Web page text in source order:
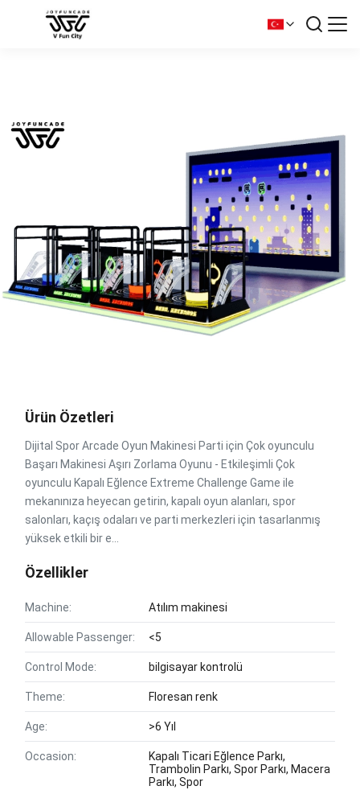
Ürün Özetleri
Dijital Spor Arcade Oyun Makinesi Parti için Çok oyunculu
Başarı Makinesi Aşırı Zorlama Oyunu - Etkileşimli Çok
oyunculu Kapalı Eğlence Extreme Challenge Game ile
mekanınıza heyecan getirin, kapalı oyun alanları, spor
salonları, kaçış odaları ve parti merkezleri için tasarlanmış
yüksek etkili bir e...
Özellikler
Machine: Atılım makinesi
Allowable Passenger: <5
Control Mode: bilgisayar kontrolü
Theme: Floresan renk
Age: >6 Yıl
Occasion:
Kapalı Ticari Eğlence Parkı,
Trambolin Parkı, Spor Parkı, Macera
Parkı, Spor